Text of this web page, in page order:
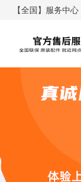
【全国】服务中